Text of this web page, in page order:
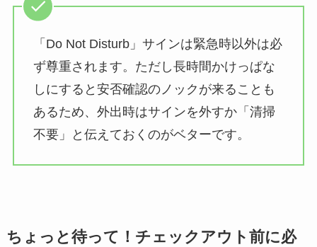
「Do Not Disturb」サインは緊急時以外は必
ず尊重されます。ただし長時間かけっぱな
しにすると安否確認のノックが来ることも
あるため、外出時はサインを外すか「清掃
不要」と伝えておくのがベターです。
ちょっと待って！チェックアウト前に必